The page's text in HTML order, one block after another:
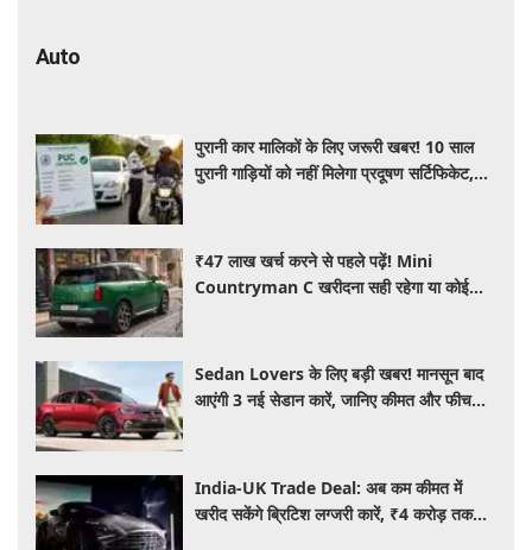
Auto
पुरानी कार मालिकों के लिए जरूरी खबर! 10 साल
पुरानी गाड़ियों को नहीं मिलेगा प्रदूषण सर्टिफिकेट,
₹47 लाख खर्च करने से पहले पढ़ें! Mini
Countryman C खरीदना सही रहेगा या कोई
Sedan Lovers के लिए बड़ी खबर! मानसून बाद
आएंगी 3 नई सेडान कारें, जानिए कीमत और फीचर्स
India-UK Trade Deal: अब कम कीमत में
खरीद सकेंगे ब्रिटिश लग्जरी कारें, ₹4 करोड़ तक